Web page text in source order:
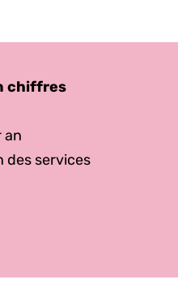
chiffres
an
des services